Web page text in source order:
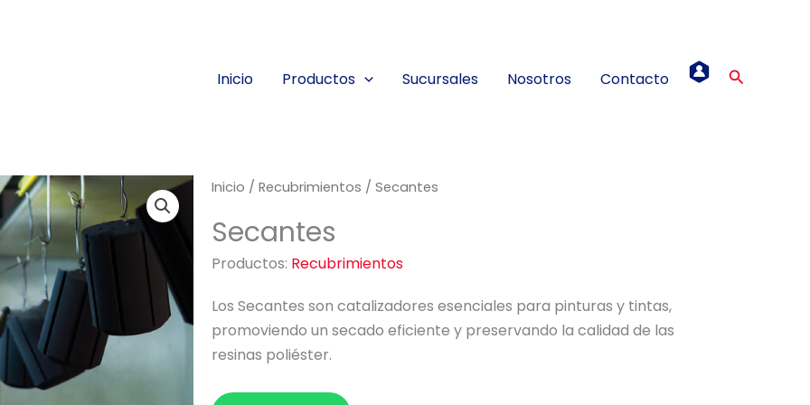
Inicio
Productos Sucursales Nosotros Contacto Buscar
Inicio / Recubrimientos / Secantes
Secantes
Productos: Recubrimientos
Los Secantes son catalizadores esenciales para pinturas y tintas,
promoviendo un secado eficiente y preservando la calidad de las
resinas poliéster.